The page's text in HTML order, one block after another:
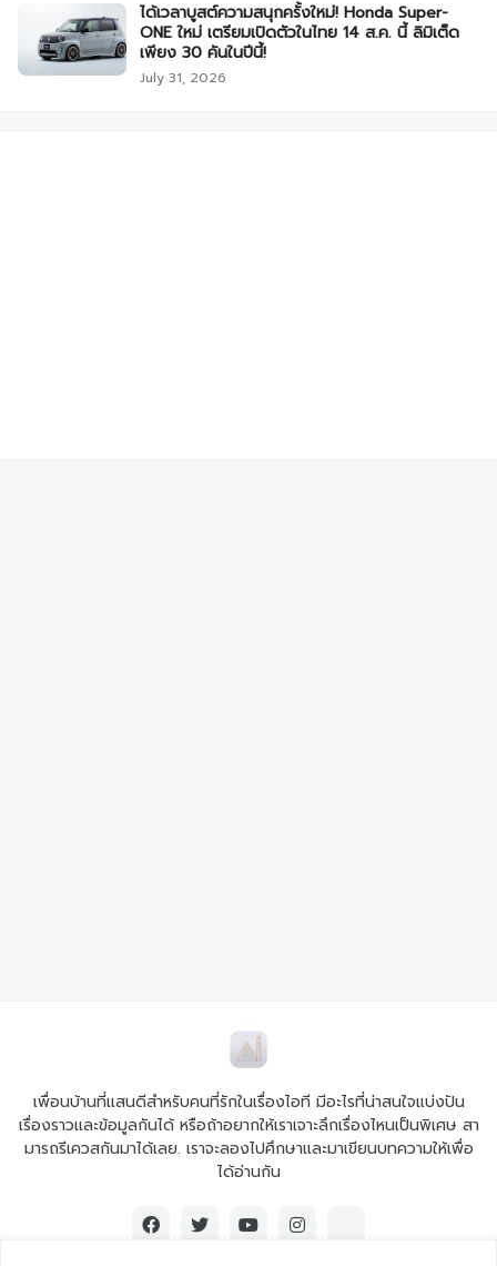
ได้เวลาบูสต์ความสนุกครั้งใหม่! Honda Super-
ONE ใหม่ เตรียมเปิดตัวในไทย 14 ส.ค. นี้ ลิมิเต็ด
เพียง 30 คันในปีนี้!
July 31, 2026
เพื่อนบ้านที่แสนดีสำหรับคนที่รักในเรื่องไอที มีอะไรที่น่าสนใจแบ่งปัน
เรื่องราวและข้อมูลกันได้ หรือถ้าอยากให้เราเจาะลึกเรื่องไหนเป็นพิเศษ สา
มารถรีเควสกันมาได้เลย. เราจะลองไปศึกษาและมาเขียนบทความให้เพื่อ
ได้อ่านกัน